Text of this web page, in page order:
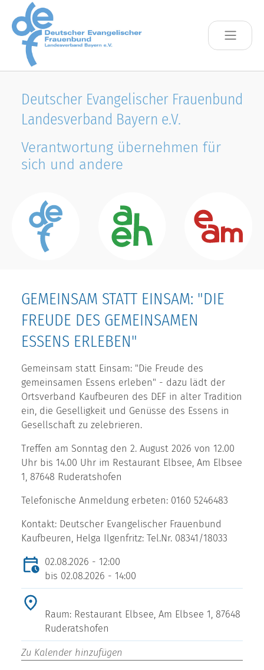
Skip to main content
Deutscher Evangelischer Frauenbund
Landesverband Bayern e.V.
Verantwortung übernehmen für
sich und andere
GEMEINSAM STATT EINSAM: "DIE
FREUDE DES GEMEINSAMEN
ESSENS ERLEBEN"
Gemeinsam statt Einsam: "Die Freude des
gemeinsamen Essens erleben" - dazu lädt der
Ortsverband Kaufbeuren des DEF in alter Tradition
ein, die Geselligkeit und Genüsse des Essens in
Gesellschaft zu zelebrieren.
Treffen am Sonntag den 2. August 2026 von 12.00
Uhr bis 14.00 Uhr im Restaurant Elbsee, Am Elbsee
1, 87648 Ruderatshofen
Telefonische Anmeldung erbeten: 0160 5246483
Kontakt: Deutscher Evangelischer Frauenbund
Kaufbeuren, Helga Ilgenfritz: Tel.Nr. 08341/18033
02.08.2026 - 12:00
bis 02.08.2026 - 14:00
Raum: Restaurant Elbsee, Am Elbsee 1, 87648
Ruderatshofen
Zu Kalender hinzufügen